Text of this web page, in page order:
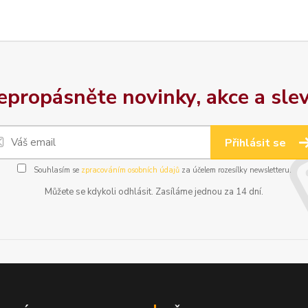
novinky, akce a
Přihlásit se
Souhlasím se zpracováním osobních údajůza účelem rozesílky newsletteru.
Můžete se kdykoli odhlásit. Zasíláme jednou za 14 dní.